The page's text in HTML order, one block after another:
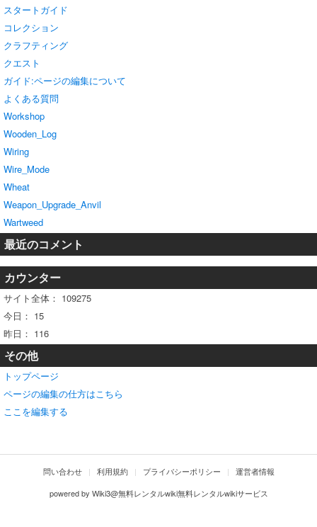
スタートガイド
コレクション
クラフティング
クエスト
ガイド:ページの編集について
よくある質問
Workshop
Wooden_Log
Wiring
Wire_Mode
Wheat
Weapon_Upgrade_Anvil
Wartweed
最近のコメント
カウンター
サイト全体： 109275
今日： 15
昨日： 116
その他
トップページ
ページの編集の仕方はこちら
ここを編集する
問い合わせ 利用規約 プライバシーポリシー
運営者情報
powered by Wiki3@無料レンタルwiki無料レンタルwikiサービス